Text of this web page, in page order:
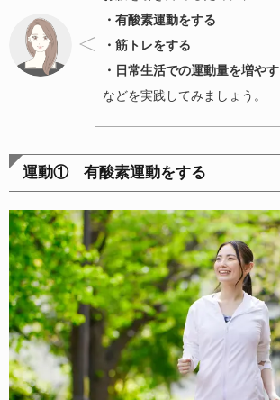
・有酸素運動をする
・筋トレをする
・日常生活での運動量を増やす
などを実践してみましょう。
運動① 有酸素運動をする